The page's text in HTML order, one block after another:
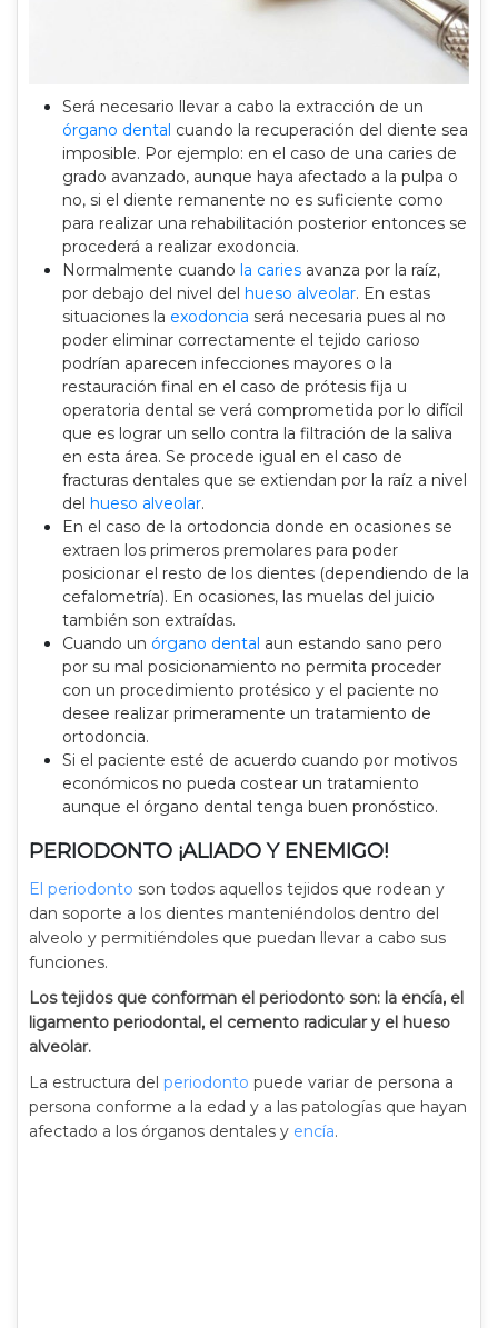
Será necesario llevar a cabo la extracción de un
órgano dental cuando la recuperación del diente sea
imposible. Por ejemplo: en el caso de una caries de
grado avanzado, aunque haya afectado a la pulpa o
no, si el diente remanente no es suficiente como
para realizar una rehabilitación posterior entonces se
procederá a realizar exodoncia.
Normalmente cuando la caries avanza por la raíz,
por debajo del nivel del hueso alveolar. En estas
situaciones la exodoncia será necesaria pues al no
poder eliminar correctamente el tejido carioso
podrían aparecen infecciones mayores o la
restauración final en el caso de prótesis fija u
operatoria dental se verá comprometida por lo difícil
que es lograr un sello contra la filtración de la saliva
en esta área. Se procede igual en el caso de
fracturas dentales que se extiendan por la raíz a nivel
del hueso alveolar.
En el caso de la ortodoncia donde en ocasiones se
extraen los primeros premolares para poder
posicionar el resto de los dientes (dependiendo de la
cefalometría). En ocasiones, las muelas del juicio
también son extraídas.
Cuando un órgano dental aun estando sano pero
por su mal posicionamiento no permita proceder
con un procedimiento protésico y el paciente no
desee realizar primeramente un tratamiento de
ortodoncia.
Si el paciente esté de acuerdo cuando por motivos
económicos no pueda costear un tratamiento
aunque el órgano dental tenga buen pronóstico.
PERIODONTO ¡ALIADO Y ENEMIGO!
El periodonto son todos aquellos tejidos que rodean y
dan soporte a los dientes manteniéndolos dentro del
alveolo y permitiéndoles que puedan llevar a cabo sus
funciones.
Los tejidos que conforman el periodonto son: la encía, el
ligamento periodontal, el cemento radicular y el hueso
alveolar.
La estructura del periodonto puede variar de persona a
persona conforme a la edad y a las patologías que hayan
afectado a los órganos dentales y encía.